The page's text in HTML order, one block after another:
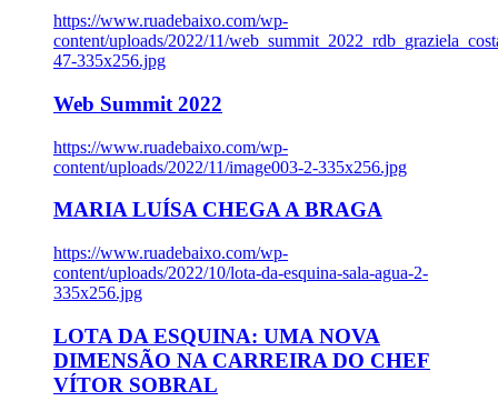
https://www.ruadebaixo.com/wp-
content/uploads/2022/11/
47-335x256.jpg
Web Summit 2022
https://www.ruadebaixo.com/wp-
content/uploads/2022/11/image003-2-335x256.jpg
MARIA LUÍSA CHEGA A BRAGA
https://www.ruadebaixo.com/wp-
content/uploads/2022/10/lota-da-esquina-sala-agua-2-
335x256.jpg
LOTA DA ESQUINA: UMA NOVA
DIMENSÃO NA CARREIRA DO CHEF
VÍTOR SOBRAL